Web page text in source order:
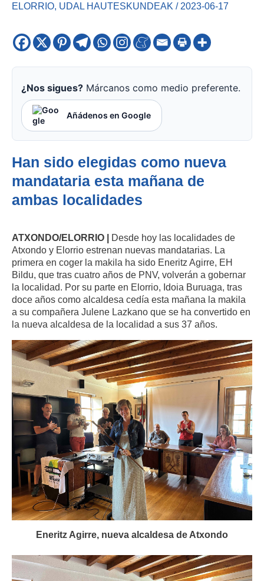
ELORRIO, UDAL HAUTESKUNDEAK / 2023-06-17
¿Nos sigues? Márcanos como medio preferente.
Añádenos en Google
Han sido elegidas como nueva
mandataria esta mañana de
ambas localidades
ATXONDO/ELORRIO | Desde hoy las localidades de
Atxondo y Elorrio estrenan nuevas mandatarias. La
primera en coger la makila ha sido Eneritz Agirre, EH
Bildu, que tras cuatro años de PNV, volverán a gobernar
la localidad. Por su parte en Elorrio, Idoia Buruaga, tras
doce años como alcaldesa cedía esta mañana la makila
a su compañera Julene Lazkano que se ha convertido en
la nueva alcaldesa de la localidad a sus 37 años.
Eneritz Agirre, nueva alcaldesa de Atxondo